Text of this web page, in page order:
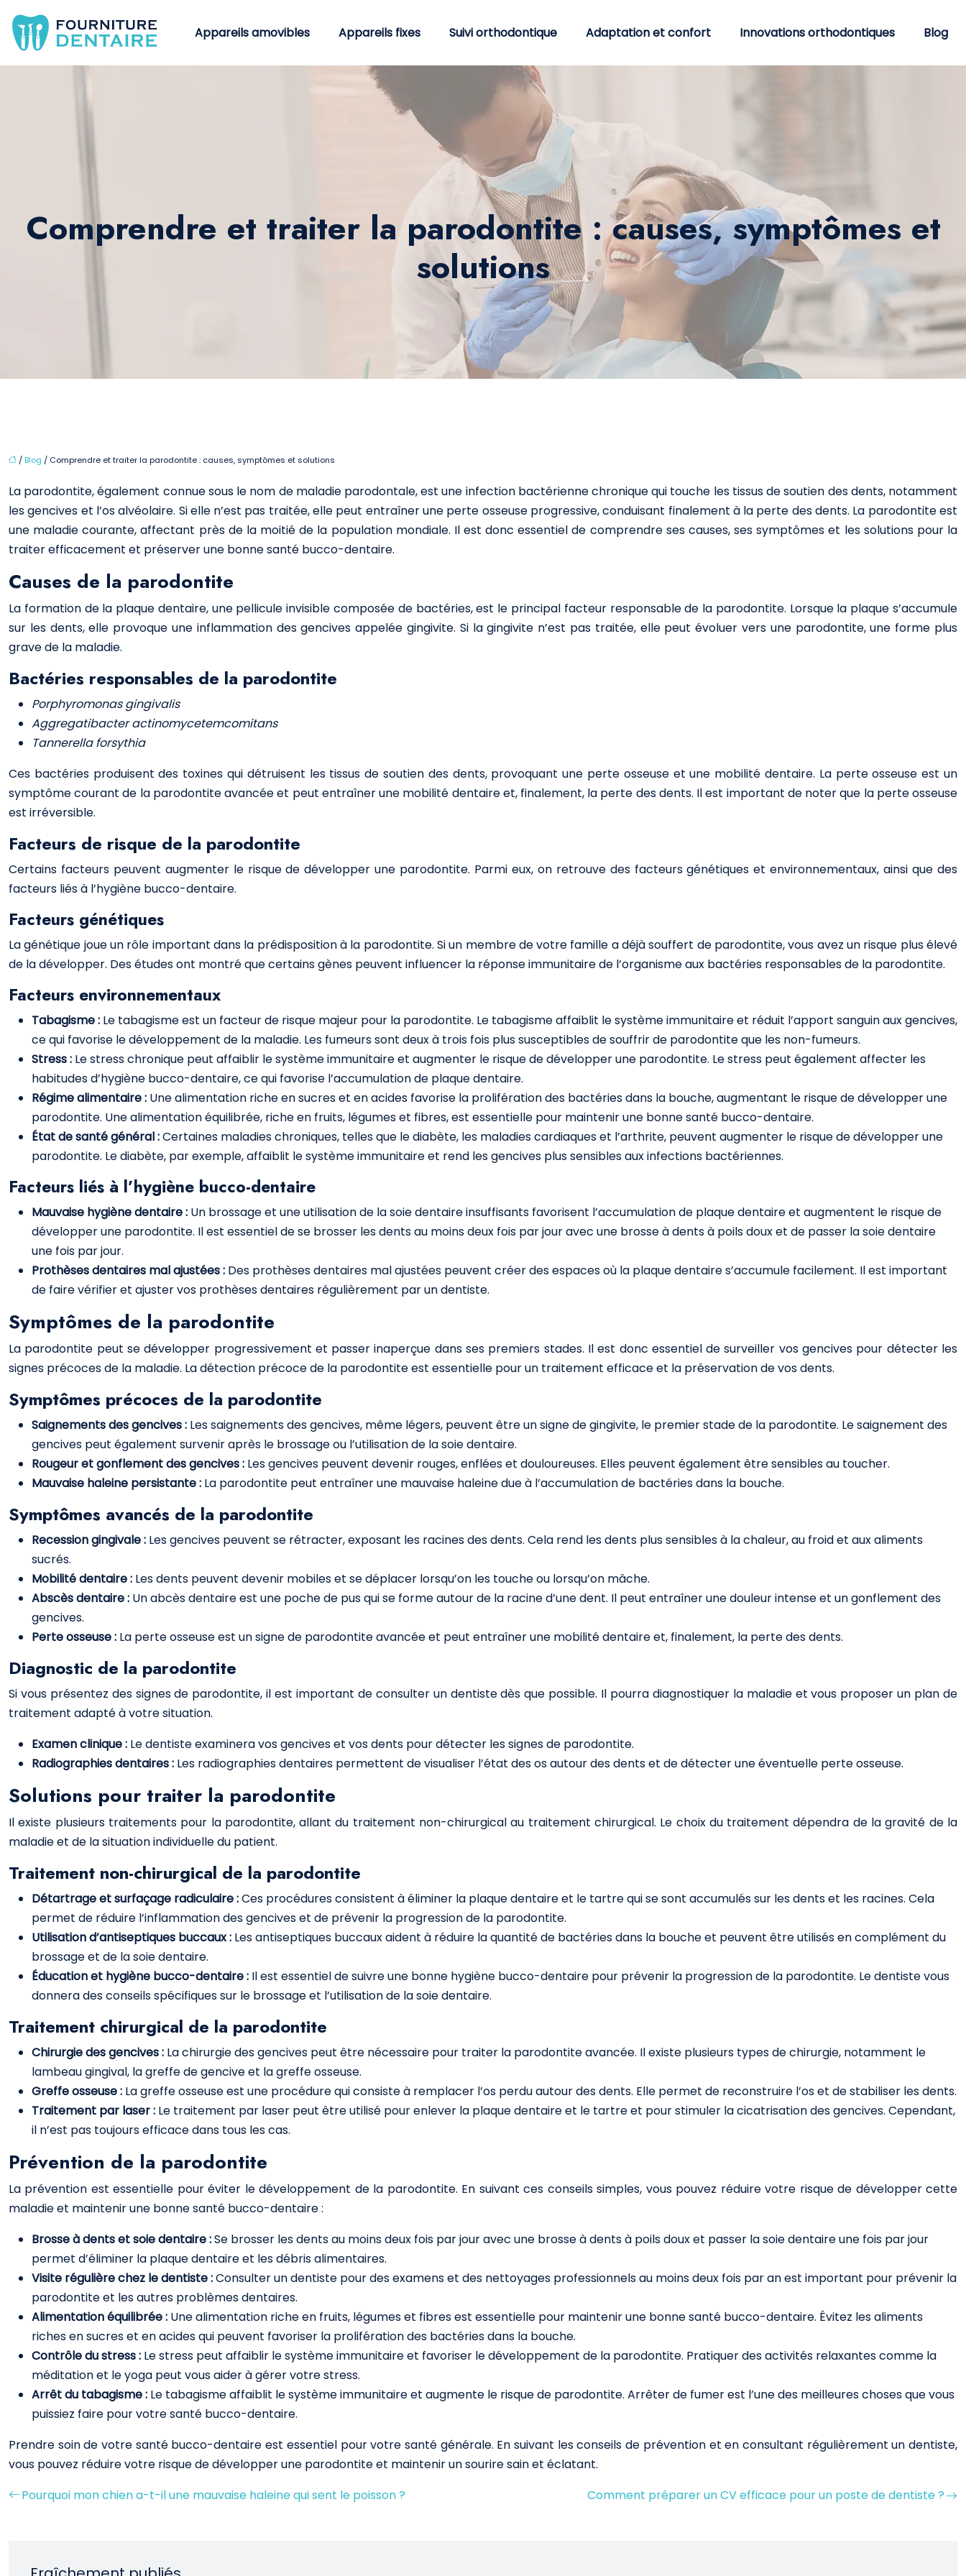
Appareils amovibles Appareils fixes Suivi orthodontique Adaptation et confort Innovations orthodontiques Blog
Comprendre et traiter la parodontite : causes, symptômes et
solutions
/ Blog / Comprendre et traiter la parodontite : causes, symptômes et solutions
La parodontite, également connue sous le nom de maladie parodontale, est une infection bactérienne chronique qui touche les tissus de soutien des dents, notamment
les gencives et l’os alvéolaire. Si elle n’est pas traitée, elle peut entraîner une perte osseuse progressive, conduisant finalement à la perte des dents. La parodontite est
une maladie courante, affectant près de la moitié de la population mondiale. Il est donc essentiel de comprendre ses causes, ses symptômes et les solutions pour la
traiter efficacement et préserver une bonne santé bucco-dentaire.
Causes de la parodontite
La formation de la plaque dentaire, une pellicule invisible composée de bactéries, est le principal facteur responsable de la parodontite. Lorsque la plaque s’accumule
sur les dents, elle provoque une inflammation des gencives appelée gingivite. Si la gingivite n’est pas traitée, elle peut évoluer vers une parodontite, une forme plus
grave de la maladie.
Bactéries responsables de la parodontite
Porphyromonas gingivalis
Aggregatibacter actinomycetemcomitans
Tannerella forsythia
Ces bactéries produisent des toxines qui détruisent les tissus de soutien des dents, provoquant une perte osseuse et une mobilité dentaire. La perte osseuse est un
symptôme courant de la parodontite avancée et peut entraîner une mobilité dentaire et, finalement, la perte des dents. Il est important de noter que la perte osseuse
est irréversible.
Facteurs de risque de la parodontite
Certains facteurs peuvent augmenter le risque de développer une parodontite. Parmi eux, on retrouve des facteurs génétiques et environnementaux, ainsi que des
facteurs liés à l’hygiène bucco-dentaire.
Facteurs génétiques
La génétique joue un rôle important dans la prédisposition à la parodontite. Si un membre de votre famille a déjà souffert de parodontite, vous avez un risque plus élevé
de la développer. Des études ont montré que certains gènes peuvent influencer la réponse immunitaire de l’organisme aux bactéries responsables de la parodontite.
Facteurs environnementaux
Tabagisme : Le tabagisme est un facteur de risque majeur pour la parodontite. Le tabagisme affaiblit le système immunitaire et réduit l’apport sanguin aux gencives,
ce qui favorise le développement de la maladie. Les fumeurs sont deux à trois fois plus susceptibles de souffrir de parodontite que les non-fumeurs.
Stress : Le stress chronique peut affaiblir le système immunitaire et augmenter le risque de développer une parodontite. Le stress peut également affecter les
habitudes d’hygiène bucco-dentaire, ce qui favorise l’accumulation de plaque dentaire.
Régime alimentaire : Une alimentation riche en sucres et en acides favorise la prolifération des bactéries dans la bouche, augmentant le risque de développer une
parodontite. Une alimentation équilibrée, riche en fruits, légumes et fibres, est essentielle pour maintenir une bonne santé bucco-dentaire.
État de santé général :Certaines maladies chroniques, telles que le diabète, les maladies cardiaques et l’arthrite, peuvent augmenter le risque de développer une
parodontite. Le diabète, par exemple, affaiblit le système immunitaire et rend les gencives plus sensibles aux infections bactériennes.
Facteurs liés à l’hygiène bucco-dentaire
Mauvaise hygiène dentaire : Un brossage et une utilisation de la soie dentaire insuffisants favorisent l’accumulation de plaque dentaire et augmentent le risque de
développer une parodontite. Il est essentiel de se brosser les dents au moins deux fois par jour avec une brosse à dents à poils doux et de passer la soie dentaire
une fois par jour.
Prothèses dentaires mal ajustées : Des prothèses dentaires mal ajustées peuvent créer des espaces où la plaque dentaire s’accumule facilement. Il est important
de faire vérifier et ajuster vos prothèses dentaires régulièrement par un dentiste.
Symptômes de la parodontite
La parodontite peut se développer progressivement et passer inaperçue dans ses premiers stades. Il est donc essentiel de surveiller vos gencives pour détecter les
signes précoces de la maladie. La détection précoce de la parodontite est essentielle pour un traitement efficace et la préservation de vos dents.
Symptômes précoces de la parodontite
Saignements des gencives : Les saignements des gencives, même légers, peuvent être un signe de gingivite, le premier stade de la parodontite. Le saignement des
gencives peut également survenir après le brossage ou l’utilisation de la soie dentaire.
Rougeur et gonflement des gencives : Les gencives peuvent devenir rouges, enflées et douloureuses. Elles peuvent également être sensibles au toucher.
Mauvaise haleine persistante : La parodontite peut entraîner une mauvaise haleine due à l’accumulation de bactéries dans la bouche.
Symptômes avancés de la parodontite
Recession gingivale : Les gencives peuvent se rétracter, exposant les racines des dents. Cela rend les dents plus sensibles à la chaleur, au froid et aux aliments
sucrés.
Mobilité dentaire : Les dents peuvent devenir mobiles et se déplacer lorsqu’on les touche ou lorsqu’on mâche.
Abscès dentaire : Un abcès dentaire est une poche de pus qui se forme autour de la racine d’une dent. Il peut entraîner une douleur intense et un gonflement des
gencives.
Perte osseuse : La perte osseuse est un signe de parodontite avancée et peut entraîner une mobilité dentaire et, finalement, la perte des dents.
Diagnostic de la parodontite
Si vous présentez des signes de parodontite, il est important de consulter un dentiste dès que possible. Il pourra diagnostiquer la maladie et vous proposer un plan de
traitement adapté à votre situation.
Examen clinique : Le dentiste examinera vos gencives et vos dents pour détecter les signes de parodontite.
Radiographies dentaires : Les radiographies dentaires permettent de visualiser l’état des os autour des dents et de détecter une éventuelle perte osseuse.
Solutions pour traiter la parodontite
Il existe plusieurs traitements pour la parodontite, allant du traitement non-chirurgical au traitement chirurgical. Le choix du traitement dépendra de la gravité de la
maladie et de la situation individuelle du patient.
Traitement non-chirurgical de la parodontite
Détartrage et surfaçage radiculaire :Ces procédures consistent à éliminer la plaque dentaire et le tartre qui se sont accumulés sur les dents et les racines. Cela
permet de réduire l’inflammation des gencives et de prévenir la progression de la parodontite.
Utilisation d’antiseptiques buccaux : Les antiseptiques buccaux aident à réduire la quantité de bactéries dans la bouche et peuvent être utilisés en complément du
brossage et de la soie dentaire.
Éducation et hygiène bucco-dentaire : Il est essentiel de suivre une bonne hygiène bucco-dentaire pour prévenir la progression de la parodontite. Le dentiste vous
donnera des conseils spécifiques sur le brossage et l’utilisation de la soie dentaire.
Traitement chirurgical de la parodontite
Chirurgie des gencives : La chirurgie des gencives peut être nécessaire pour traiter la parodontite avancée. Il existe plusieurs types de chirurgie, notamment le
lambeau gingival, la greffe de gencive et la greffe osseuse.
Greffe osseuse : La greffe osseuse est une procédure qui consiste à remplacer l’os perdu autour des dents. Elle permet de reconstruire l’os et de stabiliser les dents.
Traitement par laser : Le traitement par laser peut être utilisé pour enlever la plaque dentaire et le tartre et pour stimuler la cicatrisation des gencives. Cependant,
il n’est pas toujours efficace dans tous les cas.
Prévention de la parodontite
La prévention est essentielle pour éviter le développement de la parodontite. En suivant ces conseils simples, vous pouvez réduire votre risque de développer cette
maladie et maintenir une bonne santé bucco-dentaire :
Brosse à dents et soie dentaire :Se brosser les dents au moins deux fois par jour avec une brosse à dents à poils doux et passer la soie dentaire une fois par jour
permet d’éliminer la plaque dentaire et les débris alimentaires.
Visite régulière chez le dentiste :Consulter un dentiste pour des examens et des nettoyages professionnels au moins deux fois par an est important pour prévenir la
parodontite et les autres problèmes dentaires.
Alimentation équilibrée : Une alimentation riche en fruits, légumes et fibres est essentielle pour maintenir une bonne santé bucco-dentaire. Évitez les aliments
riches en sucres et en acides qui peuvent favoriser la prolifération des bactéries dans la bouche.
Contrôle du stress : Le stress peut affaiblir le système immunitaire et favoriser le développement de la parodontite. Pratiquer des activités relaxantes comme la
méditation et le yoga peut vous aider à gérer votre stress.
Arrêt du tabagisme : Le tabagisme affaiblit le système immunitaire et augmente le risque de parodontite. Arrêter de fumer est l’une des meilleures choses que vous
puissiez faire pour votre santé bucco-dentaire.
Prendre soin de votre santé bucco-dentaire est essentiel pour votre santé générale. En suivant les conseils de prévention et en consultant régulièrement un dentiste,
vous pouvez réduire votre risque de développer une parodontite et maintenir un sourire sain et éclatant.
Pourquoi mon chien a-t-il une mauvaise haleine qui sent le poisson ?
Comment préparer un CV efficace pour un poste de dentiste ?